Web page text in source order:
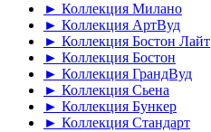
► Коллекция Милано
► Коллекция АртВуд
► Коллекция Бостон Лайт
► Коллекция Бостон
► Коллекция ГрандВуд
► Коллекция Сьена
► Коллекция Бункер
► Коллекция Стандарт